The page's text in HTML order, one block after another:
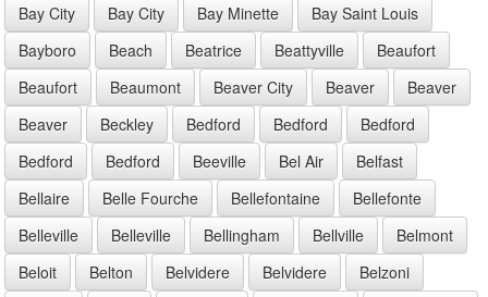
Bay City
Bay City Bay Minette
Bay Saint Louis
Bayboro
Beach Beatrice Beattyville
Beaufort
Beaufort
Beaumont Beaver City Beaver
Beaver
Beaver
Beckley Bedford Bedford
Bedford
Bedford
Bedford Beeville Bel Air
Belfast
Bellaire
Belle Fourche Bellefontaine
Bellefonte
Belleville
Belleville Bellingham Bellville
Belmont
Beloit
Belton Belvidere Belvidere
Belzoni